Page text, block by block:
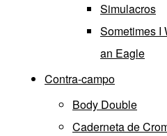
Simulacros
Sometimes I
an Eagle
Contra-campo
Body Double
Caderneta de